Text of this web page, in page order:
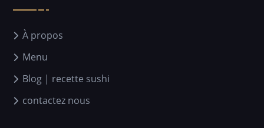
À propos
Menu
Blog | recette sushi
contactez nous